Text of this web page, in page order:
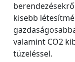
kisebb
valamint CO2
tüzeléssel.